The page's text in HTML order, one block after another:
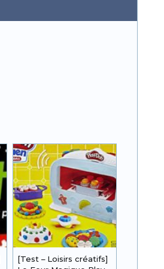
[Test – Loisirs créatifs]